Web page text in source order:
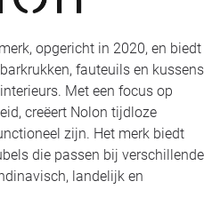
opgericht in 2020, en biedt
fauteuils en kussens
Met een focus op
creëert Nolon tijdloze
zijn. Het merk biedt
die passen bij verschillende
landelijk en